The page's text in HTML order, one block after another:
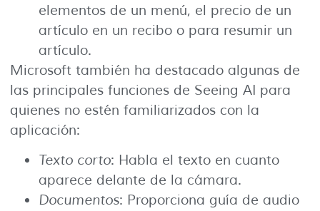
elementos de un menú, el precio de un
artículo en un recibo o para resumir un
artículo.
Microsoft también ha destacado algunas de
las principales funciones de Seeing AI para
quienes no estén familiarizados con la
aplicación:
Texto corto: Habla el texto en cuanto
aparece delante de la cámara.
Documentos: Proporciona guía de audio